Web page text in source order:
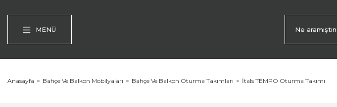
MENÜ
Anasayfa Bahçe Ve Balkon Mobilyaları Bahçe Ve Balkon Oturma Takımları İtals TEMPO Oturma Takımı